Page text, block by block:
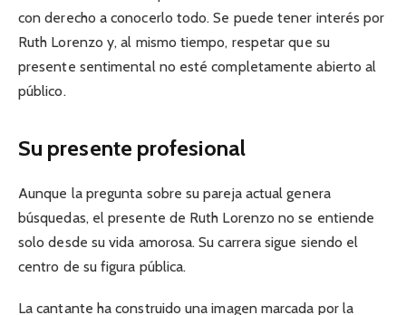
con derecho a conocerlo todo. Se puede tener interés por
Ruth Lorenzo y, al mismo tiempo, respetar que su
presente sentimental no esté completamente abierto al
público.
Su presente profesional
Aunque la pregunta sobre su pareja actual genera
búsquedas, el presente de Ruth Lorenzo no se entiende
solo desde su vida amorosa. Su carrera sigue siendo el
centro de su figura pública.
La cantante ha construido una imagen marcada por la